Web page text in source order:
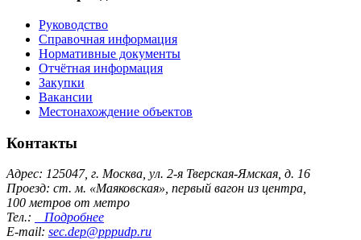
Руководство
Справочная информация
Нормативные документы
Отчётная информация
Закупки
Вакансии
Местонахождение объектов
Контакты
Адрес: 125047, г. Москва, ул. 2-я Тверская-Ямская, д. 16
Проезд: ст. м. «Маяковская», первый вагон из центра,
100 метров от метро
Тел.:
Подробнее
E-mail: sec.dep@pppudp.ru